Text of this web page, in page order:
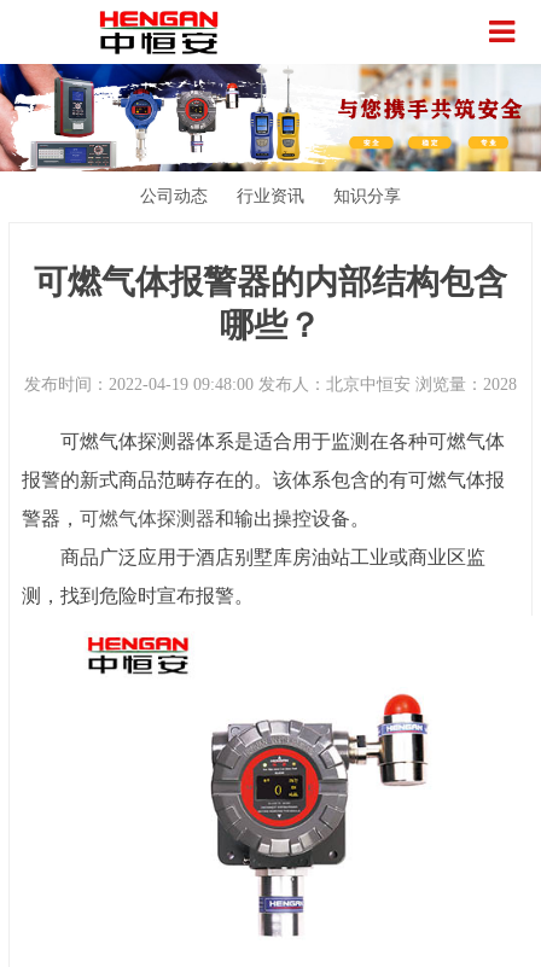
公司动态 行业资讯 知识分享
可燃气体报警器的内部结构包含
哪些？
发布时间：2022-04-19 09:48:00 发布人：北京中恒安 浏览量：2028
可燃气体探测器体系是适合用于监测在各种可燃气体
报警的新式商品范畴存在的。该体系包含的有可燃气体报
警器， 可燃气体探测器和输出操控设备。
商品广泛应用于酒店别墅库房油站工业或商业区监
测，找到危险时宣布报警。